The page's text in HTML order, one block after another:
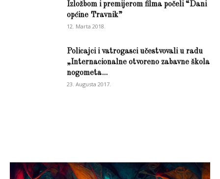
Izložbom i premijerom filma počeli “Dani
općine Travnik”
12. Marta 2018.
Policajci i vatrogasci učestvovali u radu
„Internacionalne otvoreno zabavne škola
nogometa...
23. Augusta 2017.